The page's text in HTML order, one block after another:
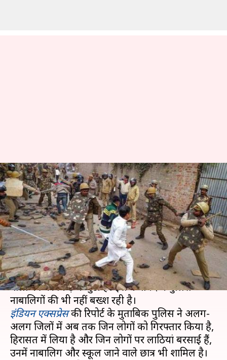
उत्तर प्रदेश: बच्चे भी हुए पुलिस की
बर्बरता का शिकार, दो नाबालिग
अभी भी जेल में
लेखन प्रमोद कुमार Dec 27, 2019 11:46 am
क्या है खबर?
उत्तर प्रदेश पुलिस बीते सप्ताह हुए प्रदर्शनों में हिंसा भड़काने
वालों की धरपकड़ में जुटी है। इस कवायद में पुलिस
इंडियन एक्सप्रेसकी रिपोर्ट के मुताबिक पुलिस ने अलग-
अलग जिलों में अब तक जिन लोगों को गिरफ्तार किया है,
हिरासत में लिया है और जिन लोगों पर लाठियां बरसाई हैं,
उनमें नाबालिग और स्कूल जाने वाले छात्र भी शामिल है।